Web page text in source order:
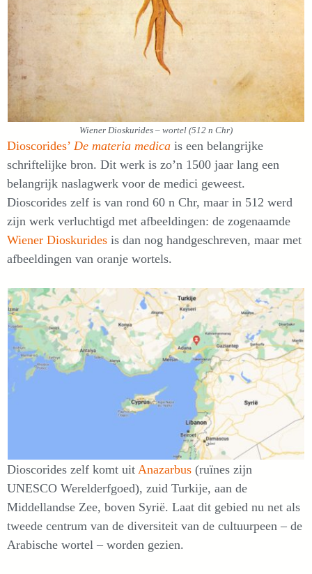
Wiener Dioskurides – wortel (512 n Chr)
Dioscorides’ De materia medica is een belangrijke
schriftelijke bron. Dit werk is zo’n 1500 jaar lang een
belangrijk naslagwerk voor de medici geweest.
Dioscorides zelf is van rond 60 n Chr, maar in 512 werd
zijn werk verluchtigd met afbeeldingen: de zogenaamde
Wiener Dioskurides is dan nog handgeschreven, maar met
afbeeldingen van oranje wortels.
Dioscorides zelf komt uit Anazarbus (ruïnes zijn
UNESCO Werelderfgoed), zuid Turkije, aan de
Middellandse Zee, boven Syrië. Laat dit gebied nu net als
tweede centrum van de diversiteit van de cultuurpeen – de
Arabische wortel – worden gezien.